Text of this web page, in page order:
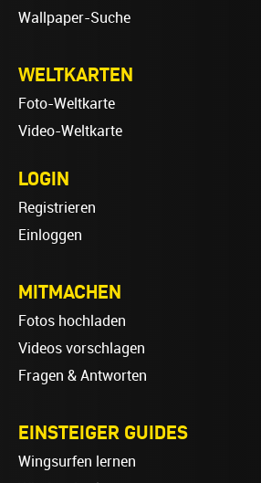
Wallpaper-Suche
WELTKARTEN
Foto-Weltkarte
Video-Weltkarte
LOGIN
Registrieren
Einloggen
MITMACHEN
Fotos hochladen
Videos vorschlagen
Fragen & Antworten
EINSTEIGER GUIDES
Wingsurfen lernen